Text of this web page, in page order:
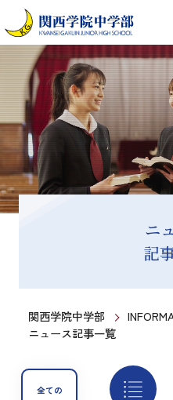
ニ
記
関西学院中学部
ニュース記事一覧
全ての